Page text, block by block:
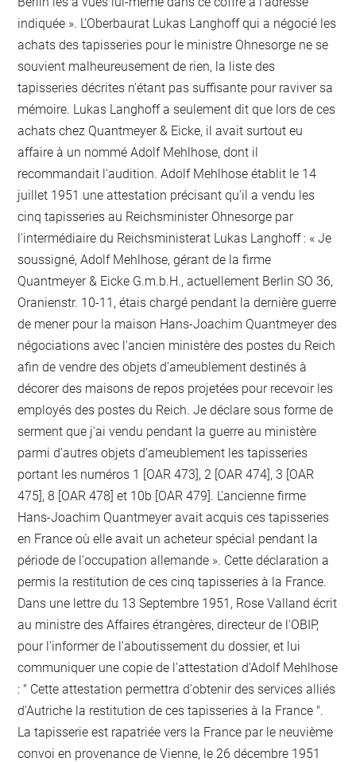
indiquée ». L'Oberbaurat Lukas Langhoff qui a négocié les
achats des tapisseries pour le ministre Ohnesorge ne se
souvient malheureusement de rien, la liste des
tapisseries décrites n'étant pas suffisante pour raviver sa
mémoire. Lukas Langhoff a seulement dit que lors de ces
achats chez Quantmeyer & Eicke, il avait surtout eu
affaire à un nommé Adolf Mehlhose, dont il
recommandait l'audition. Adolf Mehlhose établit le 14
juillet 1951 une attestation précisant qu'il a vendu les
cinq tapisseries au Reichsminister Ohnesorge par
l'intermédiaire du Reichsministerat Lukas Langhoff : « Je
soussigné, Adolf Mehlhose, gérant de la firme
Quantmeyer & Eicke G.m.b.H., actuellement Berlin SO 36,
Oranienstr. 10-11, étais chargé pendant la dernière guerre
de mener pour la maison Hans-Joachim Quantmeyer des
négociations avec l'ancien ministère des postes du Reich
afin de vendre des objets d'ameublement destinés à
décorer des maisons de repos projetées pour recevoir les
employés des postes du Reich. Je déclare sous forme de
serment que j'ai vendu pendant la guerre au ministère
parmi d'autres objets d'ameublement les tapisseries
portant les numéros 1 [OAR 473], 2 [OAR 474], 3 [OAR
475], 8 [OAR 478] et 10b [OAR 479]. L'ancienne firme
Hans-Joachim Quantmeyer avait acquis ces tapisseries
en France où elle avait un acheteur spécial pendant la
période de l'occupation allemande ». Cette déclaration a
permis la restitution de ces cinq tapisseries à la France.
Dans une lettre du 13 Septembre 1951, Rose Valland écrit
au ministre des Affaires étrangères, directeur de l'OBIP,
pour l'informer de l'aboutissement du dossier, et lui
communiquer une copie de l'attestation d'Adolf Mehlhose
: " Cette attestation permettra d'obtenir des services alliés
d'Autriche la restitution de ces tapisseries à la France ".
La tapisserie est rapatriée vers la France par le neuvième
convoi en provenance de Vienne, le 26 décembre 1951